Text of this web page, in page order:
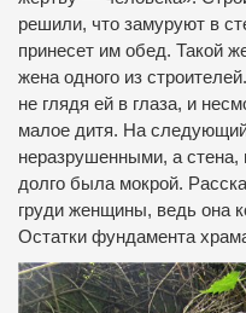
решили, что замуруют в
принесет им обед. Такой
жена одного из
не глядя ей в глаза, и
малое дитя. На
неразрушенными, а
долго была мокрой.
груди женщины, ведь она
Остатки фундамента